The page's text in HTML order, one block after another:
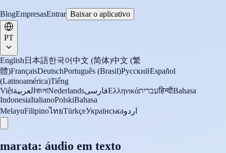
BlogEmpresasEntrar Baixar o aplicativo
PT
English 日本語한국어中文 (简体)中文 (繁
體)FrançaisDeutschPortuguês (Brasil)РусскийEspañol
(Latinoamérica)Tiếng
Việtالعربية বাংলাNederlandsفارسیΕλληνικάעבריתहिन्दीBahasa
IndonesiaItalianoPolskiBahasa
MelayuFilipinoไทยTürkçeУкраїнськаاردو
marata: áudio em texto